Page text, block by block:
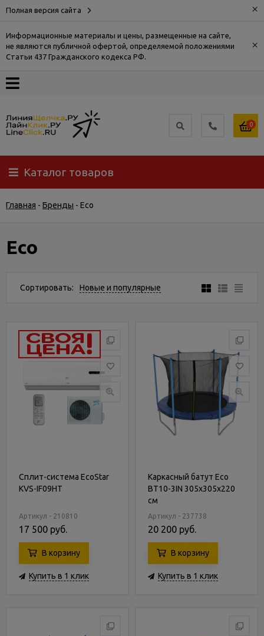
Полная версия сайта ×
Информационные материалы и цены, размещенные на сайте,
не являются публичной офертой, определяемой положениями
Статьи 437 Гражданского кодекса РФ.
×
О
Доставка
Самовывоз
Гарантия
сервис
Статьи
новости
0
Каталог товаров
Главная - Бренды - Eco
Eco
Сортировать: Новые и популярные
Сплит-система EcoStar
KVS-IF09HT
Артикул - 210810
17 500 руб.
В корзину
Купить в 1 клик
Каркасный батут Eco
BT10-3IN 305х305х220
см
Артикул - 237738
20 200 руб.
В корзину
Купить в 1 клик